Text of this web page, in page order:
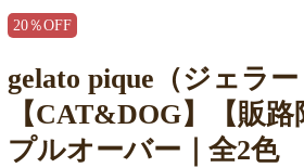
20％OFF
gelato pique（ジェラー
【CAT&DOG】【販
プルオーバー｜全2色